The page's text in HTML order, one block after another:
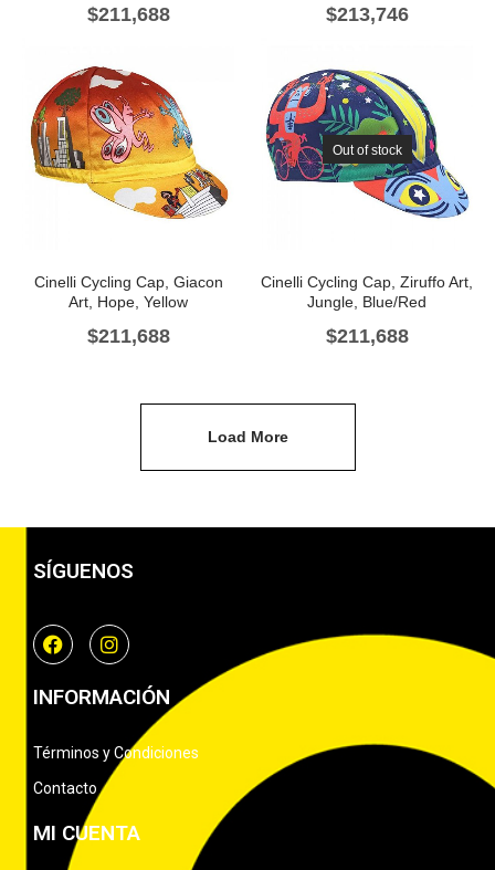
$211,688 $213,746
Cinelli Cycling Cap, Giacon
Art, Hope, Yellow
$211,688
Out of stock
Cinelli Cycling Cap, Ziruffo Art,
Jungle, Blue/Red
$211,688
Load More
SÍGUENOS
INFORMACIÓN
Términos y Condiciones
Contacto
MI CUENTA